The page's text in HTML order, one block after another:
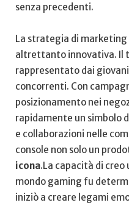
‌senza precedenti.
La strategia di
altrettanto innovativa. Il
rappresentato dai
concorrenti. Con
⁤posizionamento nei
rapidamente⁤ un simbolo
e collaborazioni⁢ nelle
console non solo un
icona.La capacità di ⁣creo
mondo gaming fu
iniziò a creare legami​